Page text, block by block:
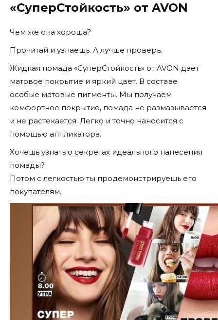
«СуперСтойкость» от AVON
Чем же она хороша?
Прочитай и узнаешь. А лучше проверь.
Жидкая помада «СуперСтойкость» от AVON дает
матовое покрытие и яркий цвет. В составе
особые матовые пигменты. Мы получаем
комфортное покрытие, помада не размазывается
и не растекается. Легко и точно наносится с
помощью аппликатора.
Хочешь узнать о секретах идеального нанесения
помады?
Потом с легкостью ты продемонстрируешь его
покупателям.